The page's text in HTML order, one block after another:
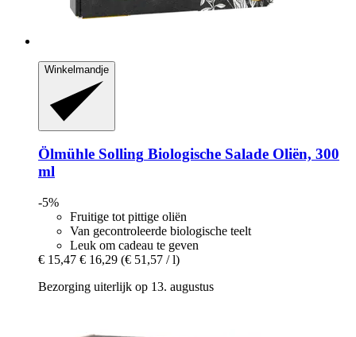
Winkelmandje
Ölmühle Solling Biologische Salade Oliën, 300
ml
-5%
Fruitige tot pittige oliën
Van gecontroleerde biologische teelt
Leuk om cadeau te geven
€ 15,47 € 16,29 (€ 51,57 / l)
Bezorging uiterlijk op 13. augustus